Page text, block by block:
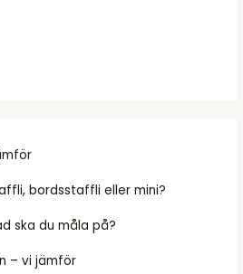
bordsstaffli eller mini?
ska du måla på?
– vi jämför